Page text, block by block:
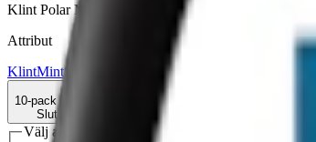
Klint Polar Mint är ett normalstarkt vitt snus med en
Attribut
KlintMintSlim Torr Portion
10-pack
Slut i lager
Välj antal dosor